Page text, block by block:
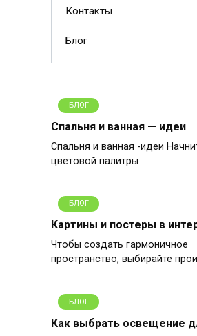
Контакты
Блог
БЛОГ
Спальня и ванная — идеи
Спальня и ванная -идеи
цветовой палитры
БЛОГ
Картины и постеры в
Чтобы создать гармоничное
пространство, выбирайте
БЛОГ
Как выбрать освещение